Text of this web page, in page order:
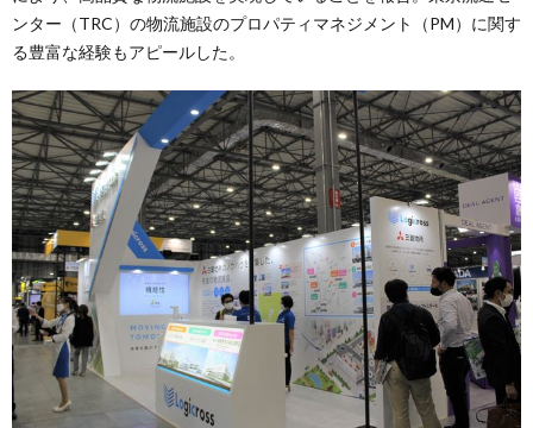
ンター（TRC）の物流施設のプロパティマネジメント（PM）に関す
る豊富な経験もアピールした。